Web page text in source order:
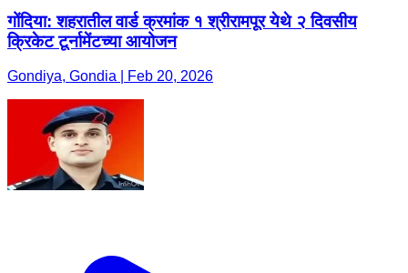
गोंदिया: शहरातील वार्ड क्रमांक १ श्रीरामपूर येथे २ दिवसीय
क्रिकेट टूर्नामेंटच्या आयोजन
Gondiya, Gondia | Feb 20, 2026